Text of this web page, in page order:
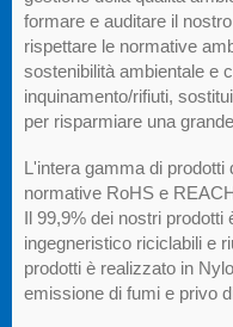
formare e auditare il
rispettare le normative
sostenibilità ambientale e
inquinamento/rifiuti,
per risparmiare una
L'intera gamma di
normative RoHS e
Il 99,9% dei nostri
ingegneristico riciclabili e
prodotti è realizzato in
emissione di fumi e privo